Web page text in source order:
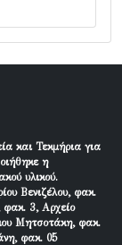
και Τεκμήρια για
η
υλικού.
Βενιζέλου, φακ.
φακ. 3, Αρχείο
Μητσοτάκη, φακ.
φακ. 05